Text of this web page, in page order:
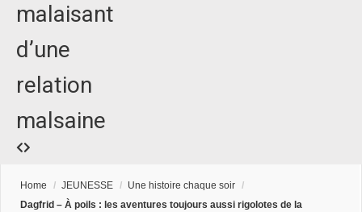
malaisant
d’une
relation
malsaine
Home / JEUNESSE / Une histoire chaque soir /
Dagfrid – À poils : les aventures toujours aussi rigolotes de la